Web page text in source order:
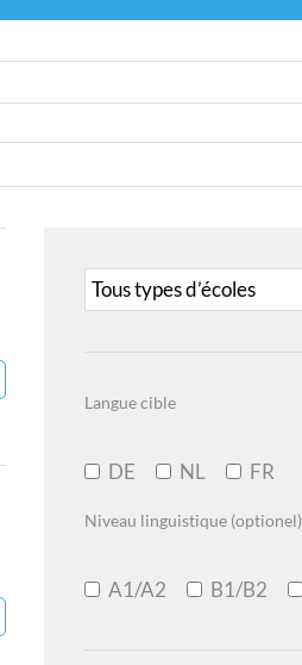
Langue cible
DE NL FR
Niveau linguistique (optionel)
A1/A2 B1/B2